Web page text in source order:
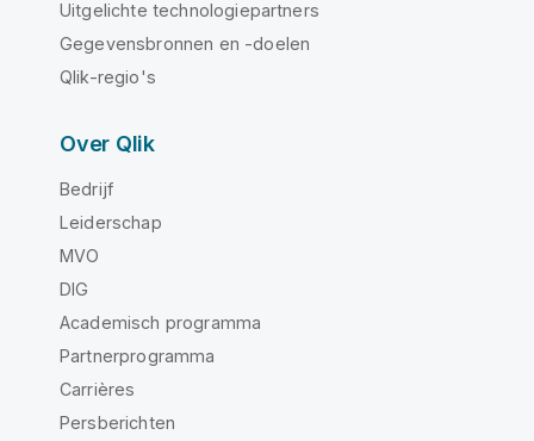
Uitgelichte technologiepartners
Gegevensbronnen en -doelen
Qlik-regio's
Over Qlik
Bedrijf
Leiderschap
MVO
DIG
Academisch programma
Partnerprogramma
Carrières
Persberichten